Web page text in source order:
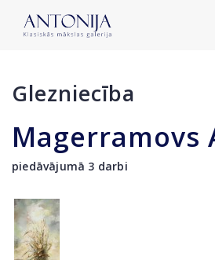
Glezniecība
Magerramovs
piedāvājumā 3 darbi